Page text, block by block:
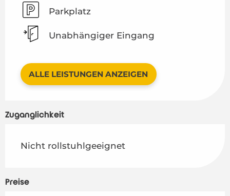
Parkplatz
Unabhängiger Eingang
ALLE LEISTUNGEN ANZEIGEN
Zugänglichkeit
Nicht rollstuhlgeeignet
Preise